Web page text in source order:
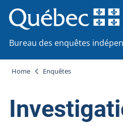
Bureau des enquêtes
Home Enquêtes